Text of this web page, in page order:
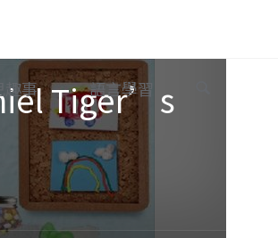
趣事 語言學習
Tiger’s